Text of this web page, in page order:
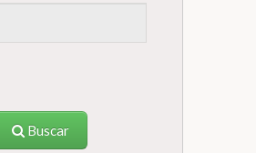
Buscar